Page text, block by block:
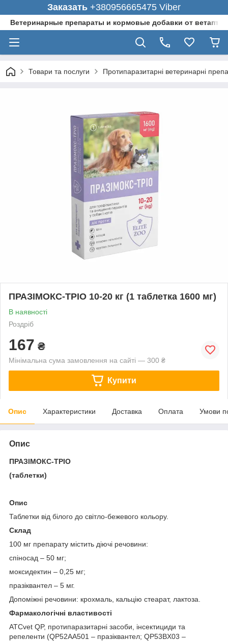
Заказать +380956665475 Viber
Ветеринарные препараты и кормовые добавки от
Товари та послуги Протипаразитарні ветеринарні
ПРАЗІМОКС-ТРІО 10-20 кг (1 таблетка 1600 мг)
В наявності
Роздріб
167 ₴
Мінімальна сума замовлення на сайті — 300 ₴
Купити
Опис Характеристики Доставка Оплата Умови
Опис
ПРАЗІМОКС-ТРІО
(таблетки)
Опис
Таблетки від білого до світло-бежевого кольору.
Склад
100 мг препарату містить діючі речовини:
спіносад – 50 мг;
моксидектин – 0,25 мг;
празіквантел – 5 мг.
Допоміжні речовини: крохмаль, кальцію стеарат, лактоза.
Фармакологічні властивості
ATCvet QP, протипаразитарні засоби, інсектициди та
репеленти (QP52AА501 – празіквантел; QP53BX03 –